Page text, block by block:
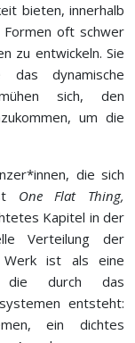
bieten, innerhalb
Formen oft schwer
zu entwickeln. Sie
das dynamische
sich, den
um die
die sich
One Flat Thing,
Kapitel in der
Verteilung der
Werk ist als eine
die durch das
entsteht:
ein dichtes